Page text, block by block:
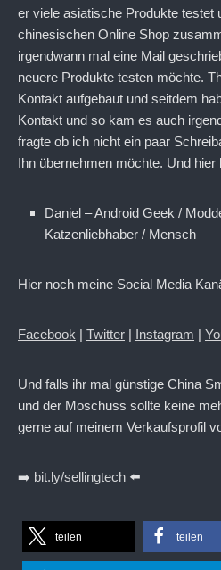
er viele asiatische Produkte testet
chinesischen Online Shop
irgendwann mal eine Mail
neuere Produkte testen möchte.
Kontakt aufgebaut und seitdem
Kontakt und so kam es auch
fragte ob ich nicht ein paar
Ihn übernehmen möchte. Und hier
Daniel – Android Geek /
Katzenliebhaber / Mensch
Hier noch meine Social Media
Facebook | Twitter | Instagram |
Und falls ihr mal günstige China
und der Moschuss sollte keine
gerne auf meinem Verkaufsprofil
➡️ bit.ly/sellingtech ⬅️
teilen teilen